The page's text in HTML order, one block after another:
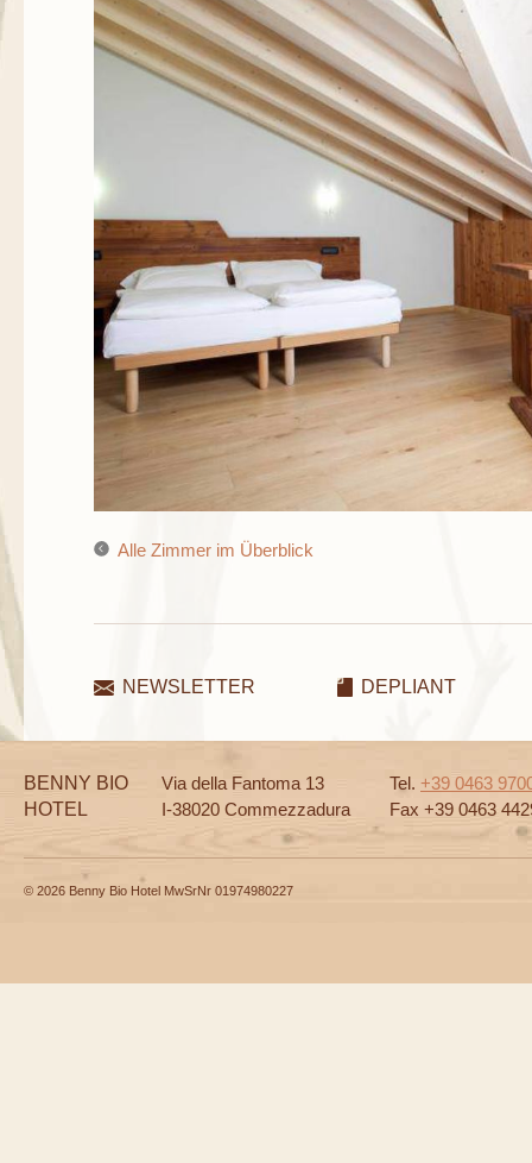
Alle Zimmer im Überblick
NEWSLETTER DEPLIANT
BENNY BIO
HOTEL
Via della Fantoma 13
I-38020 Commezzadura
Tel. +39 0463
Fax +39 0463
© 2026 Benny Bio Hotel MwSrNr 01974980227